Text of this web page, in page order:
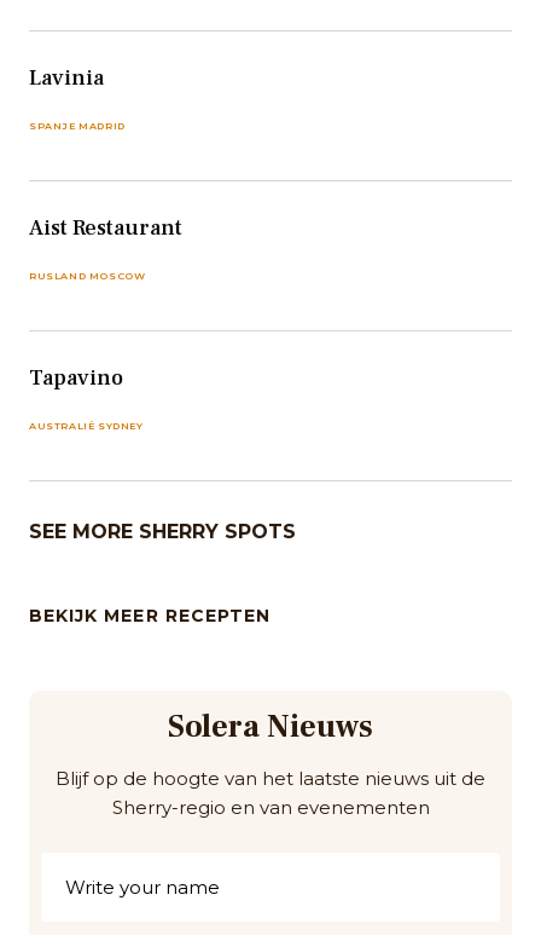
Lavinia
SPANJE MADRID
Aist Restaurant
RUSLAND MOSCOW
Tapavino
AUSTRALIË SYDNEY
SEE MORE SHERRY SPOTS
BEKIJK MEER RECEPTEN
Solera Nieuws
Blijf op de hoogte van het laatste nieuws uit de
Sherry-regio en van evenementen